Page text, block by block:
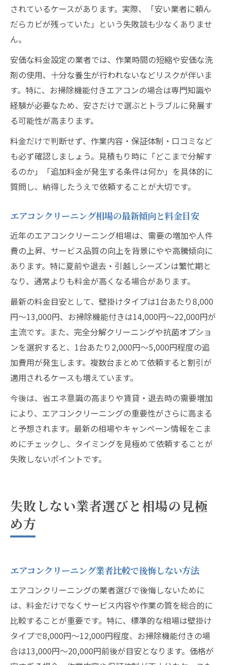
されているケースがあります。実際、「安い業者に頼ん
だらカビが残っていた」という失敗談も少なくありませ
ん。
安価な料金設定の業者では、作業時間の短縮や安価な洗
剤の使用、十分な養生が行われないなどリスクが伴いま
す。特に、お掃除機能付きエアコンの場合は専門知識や
経験が必要なため、安さだけで選ぶとトラブルに発展す
る可能性が高まります。
料金だけで判断せず、作業内容・保証体制・口コミなど
も必ず確認しましょう。見積もり時に「どこまで分解す
るのか」「追加料金が発生する条件は何か」を具体的に
質問し、納得したうえで依頼することが大切です。
エアコンクリーニング相場の最新傾向と料金目安
近年のエアコンクリーニング相場は、需要の増加や人件
費の上昇、サービス品質の向上を背景にやや高騰傾向に
あります。特に夏前や退去・引越しシーズンは繁忙期と
なり、通常よりも料金が高くなる場合があります。
最新の料金目安として、壁掛けタイプは1台あたり8,000
円～13,000円、お掃除機能付きは14,000円～22,000円が
主流です。また、完全分解クリーニングや抗菌オプショ
ンを選択すると、1台あたり2,000円～5,000円程度の追
加費用が発生します。複数台まとめて依頼すると割引が
適用されるケースも増えています。
今後は、省エネ意識の高まりや賃貸・退去時の需要増加
により、エアコンクリーニングの重要性がさらに高まる
と予想されます。最新の相場やキャンペーン情報をこま
めにチェックし、タイミングを見極めて依頼することが
失敗しないポイントです。
失敗しない業者選びと相場の見極
め方
エアコンクリーニング業者比較で後悔しない方法
エアコンクリーニングの業者選びで後悔しないために
は、料金だけでなくサービス内容や作業の質を総合的に
比較することが重要です。特に、標準的な相場は壁掛け
タイプで8,000円〜12,000円程度、お掃除機能付きの場
合は13,000円〜20,000円前後が目安となります。価格が